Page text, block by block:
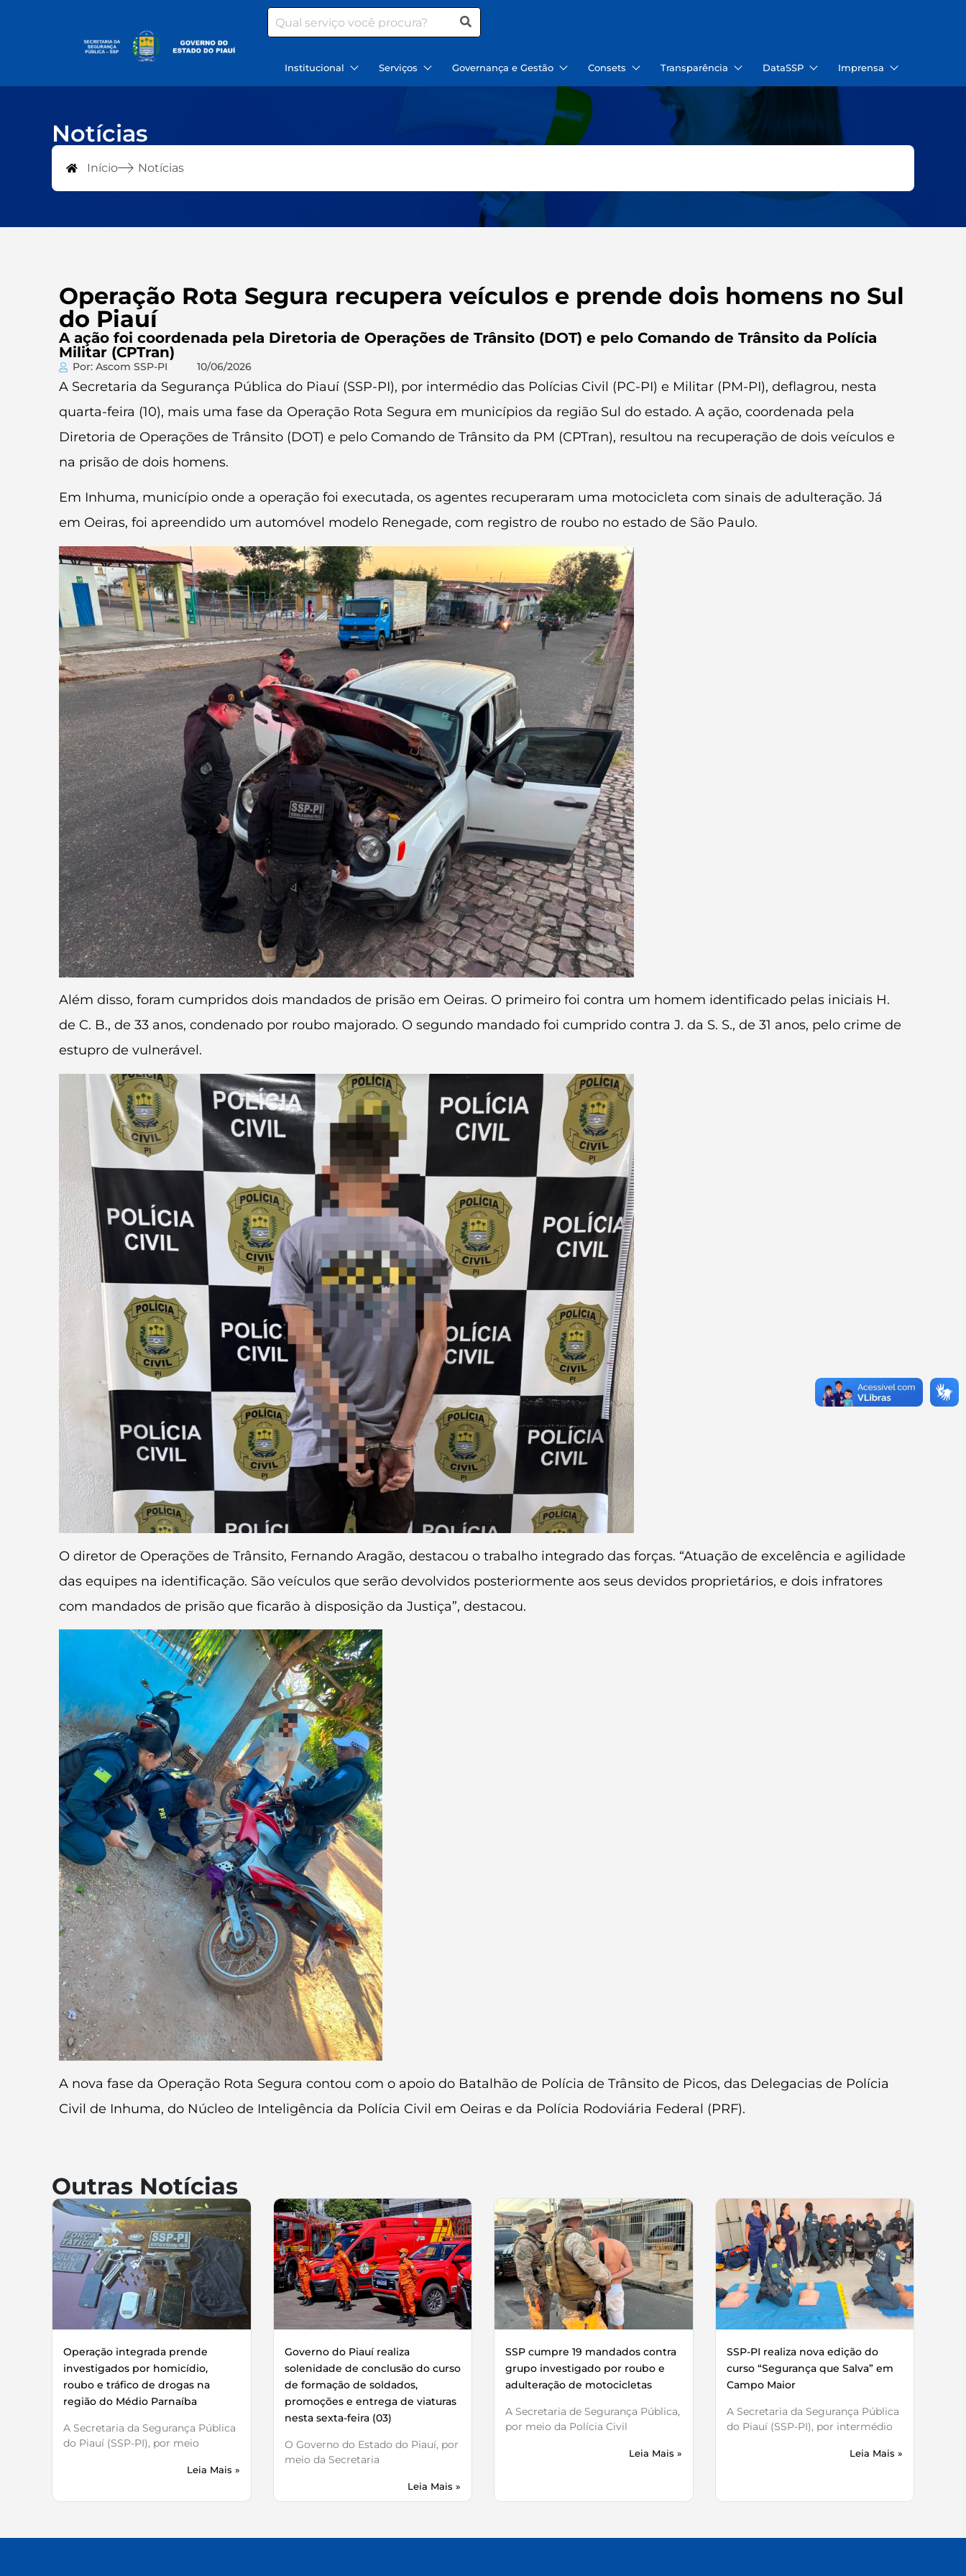
Search
Institucional Serviços Governança e Gestão Consets Transparência DataSSP Imprensa
Notícias
Início Notícias
Operação Rota Segura recupera veículos e prende dois homens no Sul
do Piauí
A ação foi coordenada pela Diretoria de Operações de Trânsito (DOT) e pelo Comando de Trânsito da Polícia
Militar (CPTran)
Por: Ascom SSP-PI 10/06/2026
A Secretaria da Segurança Pública do Piauí (SSP-PI), por intermédio das Polícias Civil (PC-PI) e Militar (PM-PI), deflagrou, nesta
quarta-feira (10), mais uma fase da Operação Rota Segura em municípios da região Sul do estado. A ação, coordenada pela
Diretoria de Operações de Trânsito (DOT) e pelo Comando de Trânsito da PM (CPTran), resultou na recuperação de dois veículos e
na prisão de dois homens.
Em Inhuma, município onde a operação foi executada, os agentes recuperaram uma motocicleta com sinais de adulteração. Já
em Oeiras, foi apreendido um automóvel modelo Renegade, com registro de roubo no estado de São Paulo.
Além disso, foram cumpridos dois mandados de prisão em Oeiras. O primeiro foi contra um homem identificado pelas iniciais H.
de C. B., de 33 anos, condenado por roubo majorado. O segundo mandado foi cumprido contra J. da S. S., de 31 anos, pelo crime de
estupro de vulnerável.
O diretor de Operações de Trânsito, Fernando Aragão, destacou o trabalho integrado das forças. “Atuação de excelência e agilidade
das equipes na identificação. São veículos que serão devolvidos posteriormente aos seus devidos proprietários, e dois infratores
com mandados de prisão que ficarão à disposição da Justiça”, destacou.
A nova fase da Operação Rota Segura contou com o apoio do Batalhão de Polícia de Trânsito de Picos, das Delegacias de Polícia
Civil de Inhuma, do Núcleo de Inteligência da Polícia Civil em Oeiras e da Polícia Rodoviária Federal (PRF).
Outras Notícias
Operação integrada prende
investigados por homicídio,
roubo e tráfico de drogas na
região do Médio Parnaíba
A Secretaria da Segurança Pública
do Piauí (SSP-PI), por meio
Leia Mais »
Governo do Piauí realiza
solenidade de conclusão do curso
de formação de soldados,
promoções e entrega de viaturas
nesta sexta-feira (03)
O Governo do Estado do Piauí, por
meio da Secretaria
Leia Mais »
SSP cumpre 19 mandados contra
grupo investigado por roubo e
adulteração de motocicletas
A Secretaria de Segurança Pública,
por meio da Polícia Civil
Leia Mais »
SSP-PI realiza nova edição do
curso “Segurança que Salva” em
Campo Maior
A Secretaria da Segurança Pública
do Piauí (SSP-PI), por intermédio
Leia Mais »